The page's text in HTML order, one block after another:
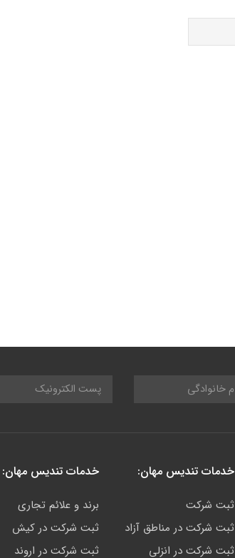
خدمات تندیس مهان:
ثبت شرکت
ثبت شرکت در مناطق آزاد
ثبت شرکت در انزلی
خدمات تندیس مهان:
برند و علائم تجاری
ثبت شرکت در کیش
ثبت شرکت در اروند